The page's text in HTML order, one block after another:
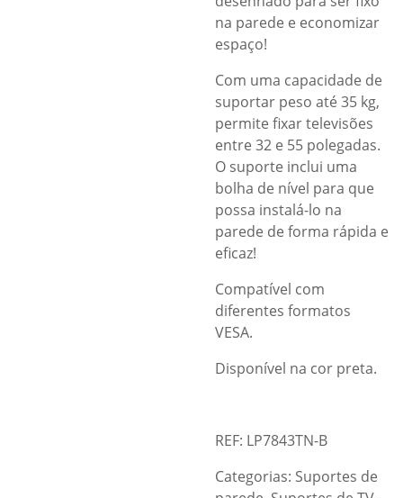
na parede e economizar
espaço!
Com uma capacidade de
suportar peso até 35 kg,
permite fixar televisões
entre 32 e 55 polegadas.
O suporte inclui uma
bolha de nível para que
possa instalá-lo na
parede de forma rápida e
eficaz!
Compatível com
diferentes formatos
VESA.
Disponível na cor preta.
REF: LP7843TN-B
Categorias: Suportes de